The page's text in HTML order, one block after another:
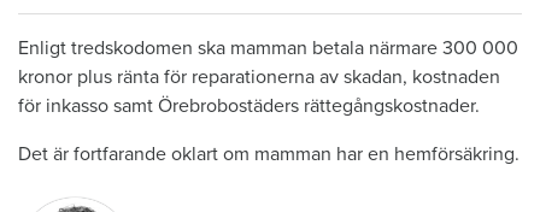
Enligt tredskodomen ska mamman betala närmare 300 000
kronor plus ränta för reparationerna av skadan, kostnaden
för inkasso samt Örebrobostäders rättegångskostnader.
Det är fortfarande oklart om mamman har en hemförsäkring.